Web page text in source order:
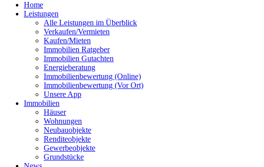
Home
Leistungen
Alle Leistungen im Überblick
Verkaufen/Vermieten
Kaufen/Mieten
Immobilien Ratgeber
Immobilien Gutachten
Energieberatung
Immobilienbewertung (Online)
Immobilienbewertung (Vor Ort)
Unsere App
Immobilien
Häuser
Wohnungen
Neubauobjekte
Renditeobjekte
Gewerbeobjekte
Grundstücke